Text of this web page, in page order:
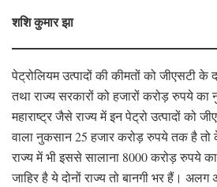
शशि कुमार झा
पेट्रोलियम उत्पादों की कीमतों को जीएसटी
तथा राज्य सरकारों को हजारों करोड़ रुपये
महाराष्ट्र जैसे राज्य में इन पेट्रो उत्पादों को
वाला नुकसान 25 हजार करोड़ रुपये तक है
राज्य में भी इससे सालाना 8000 करोड़ रुपये
जाहिर है ये दोनों राज्य तो बानगी भर हैं।